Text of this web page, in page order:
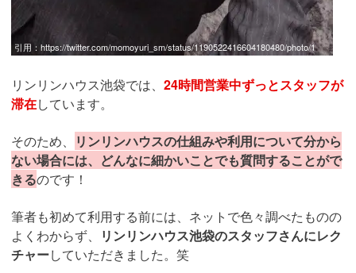
引用： https://twitter.com/momoyuri_sm/status/1190522416604180480/photo/1
リンリンハウス池袋では、 24時間営業中ずっとスタッフが
滞在しています。
そのため、
リンリンハウスの仕組みや利用について分から
ない場合には、どんなに細かいことでも質問することがで
きるのです！
筆者も初めて利用する前には、ネットで色々調べたものの
よくわからず、
リンリンハウス池袋のスタッフさんにレク
チャーしていただきました。笑